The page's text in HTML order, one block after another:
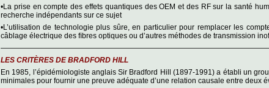
•La prise en compte des effets quantiques des OEM et des RF sur la santé
recherche indépendants sur ce sujet
•L’utilisation de technologie plus sûre, en particulier pour remplacer les
câblage électrique des ﬁbres optiques ou d’autres méthodes de transmission
LES CRITÈRES DE BRADFORD HILL
En 1985, l’épidémiologiste anglais Sir Bradford Hill (1897-1991) a établi un
minimales pour fournir une preuve adéquate d’une relation causale entre deux